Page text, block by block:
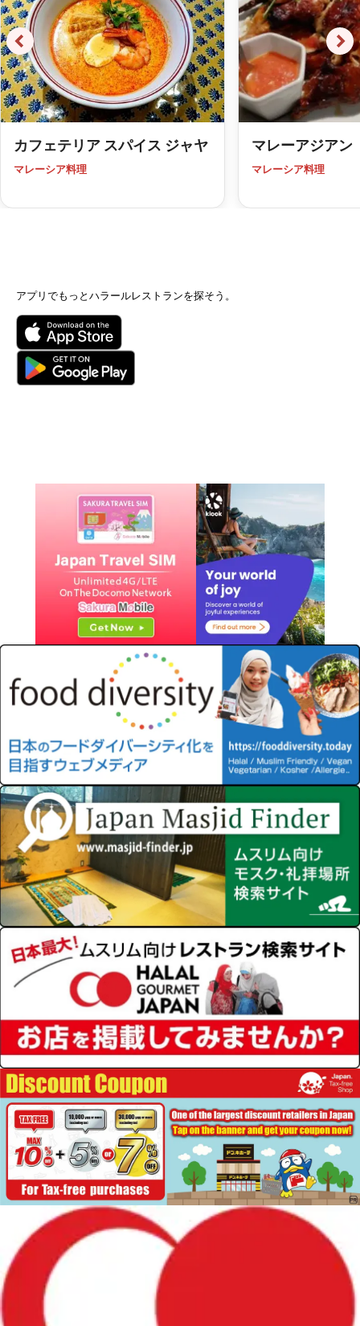
カフェテリア スパイス ジャヤ
マレーシア料理
マレーアジア
マレーシア料理
アプリでもっとハラールレストランを探そう。